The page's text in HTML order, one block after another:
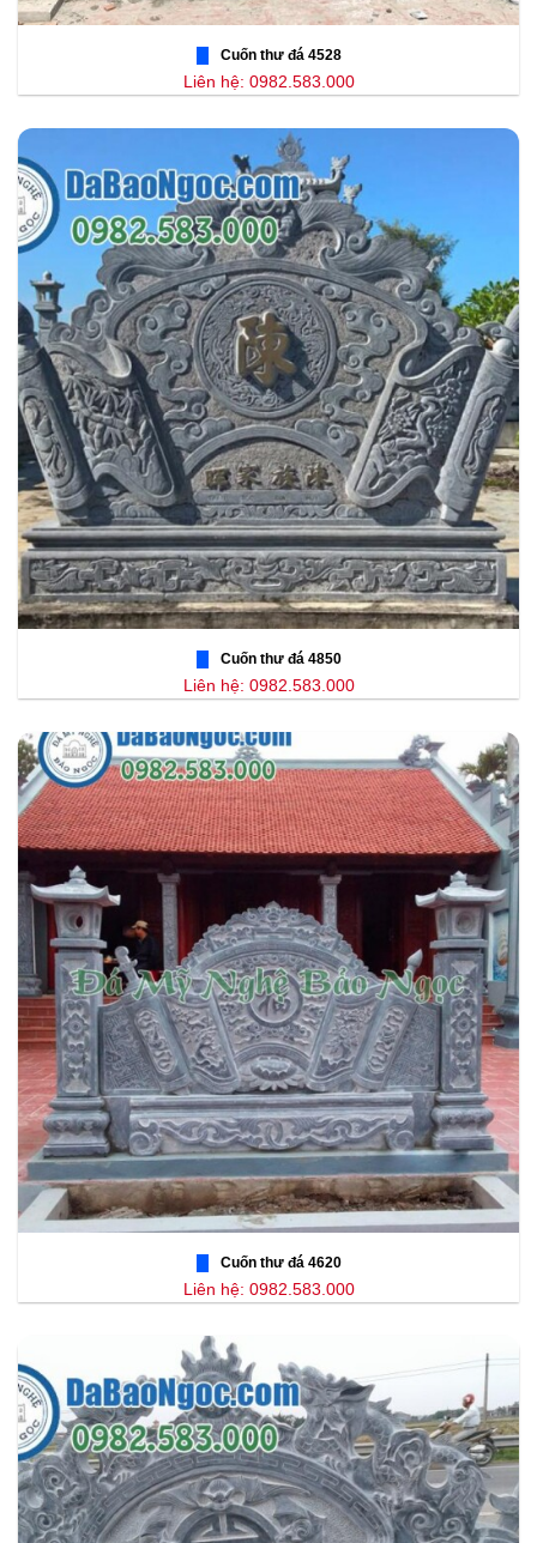
Cuốn thư đá 4528
Liên hệ: 0982.583.000
Cuốn thư đá 4850
Liên hệ: 0982.583.000
Cuốn thư đá 4620
Liên hệ: 0982.583.000